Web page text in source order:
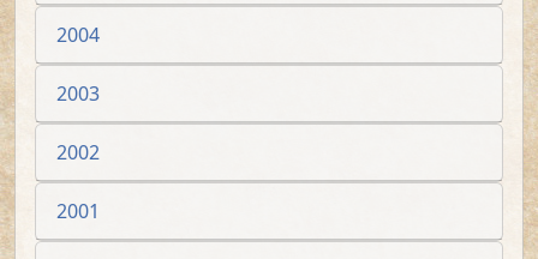
2004
2003
2002
2001